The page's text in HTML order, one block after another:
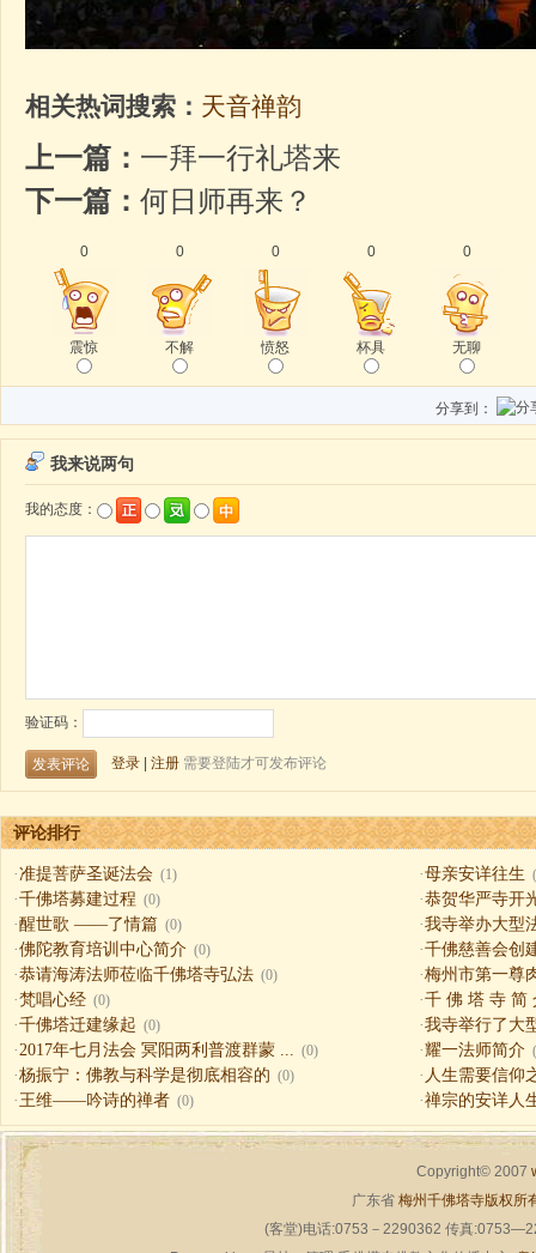
相关热词搜索： 天音禅韵
上一篇： 一拜一行礼塔来
下一篇： 何日师再来？
0
震惊
0
不解
0
愤怒
0
杯具
0
无聊
分享到：
评论排行
·准提菩萨圣诞法会 (1) ·母亲安详往生
·千佛塔募建过程 (0) ·恭贺华严寺开
·醒世歌 ——了情篇 (0) ·我寺举办大型
·佛陀教育培训中心简介 (0) ·千佛慈善会创
·恭请海涛法师莅临千佛塔寺弘法 (0) ·梅州市第一尊
·梵唱心经 (0) ·千 佛 塔 寺 简
·千佛塔迁建缘起 (0) ·我寺举行了大
·2017年七月法会 冥阳两利普渡群蒙 ... (0) ·耀一法师简介
·杨振宁：佛教与科学是彻底相容的 (0) · 人生需要信仰
·王维——吟诗的禅者 (0) ·禅宗的安详人
Copyright© 2007
广东省 梅州千佛塔寺版权所
(客堂)电话:0753－2290362 传真